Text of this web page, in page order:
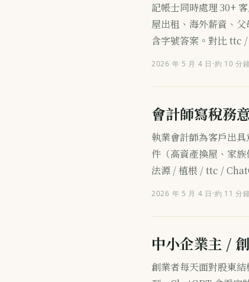
記帳士同時處理 30+
屋出租、海外薪資、
含字號答案。對比 ttc
2026 年 5 月 4 日 ·約 10 分
會計師寫稅務
執業會計師為客戶出
件（高資產換屋、家
法源 / 植根 / ttc /
2026 年 5 月 4 日 ·約 11 分
中小企業主 /
創業者每天面對股東